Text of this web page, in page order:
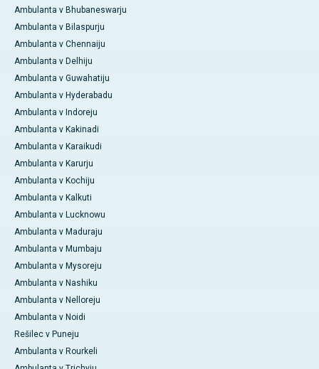
Ambulanta v Bhubaneswarju
Ambulanta v Bilaspurju
Ambulanta v Chennaiju
Ambulanta v Delhiju
Ambulanta v Guwahatiju
Ambulanta v Hyderabadu
Ambulanta v Indoreju
Ambulanta v Kakinadi
Ambulanta v Karaikudi
Ambulanta v Karurju
Ambulanta v Kochiju
Ambulanta v Kalkuti
Ambulanta v Lucknowu
Ambulanta v Maduraju
Ambulanta v Mumbaju
Ambulanta v Mysoreju
Ambulanta v Nashiku
Ambulanta v Nelloreju
Ambulanta v Noidi
Rešilec v Puneju
Ambulanta v Rourkeli